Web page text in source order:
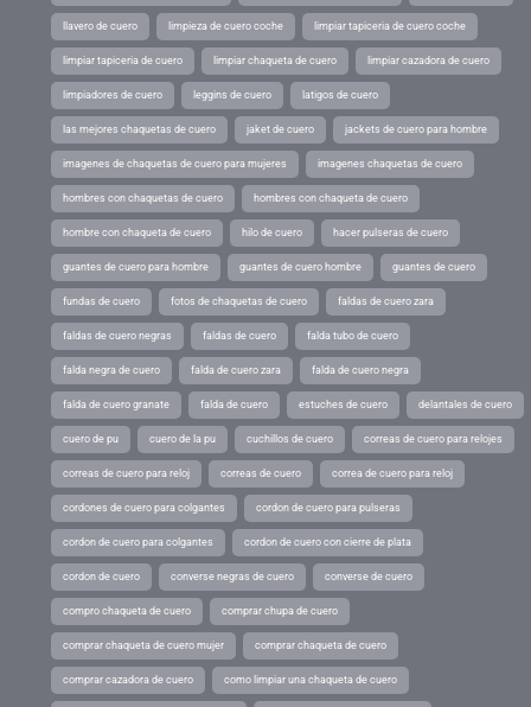
llavero de cuero limpieza de cuero coche limpiar tapiceria de cuero coche
limpiar tapiceria de cuero limpiar chaqueta de cuero limpiar cazadora de cuero
limpiadores de cuero leggins de cuero latigos de cuero
las mejores chaquetas de cuero jaket de cuero jackets de cuero para hombre
imagenes de chaquetas de cuero para mujeres imagenes chaquetas de cuero
hombres con chaquetas de cuero hombres con chaqueta de cuero
hombre con chaqueta de cuero hilo de cuero hacer pulseras de cuero
guantes de cuero para hombre guantes de cuero hombre guantes de cuero
fundas de cuero fotos de chaquetas de cuero faldas de cuero zara
faldas de cuero negras faldas de cuero falda tubo de cuero
falda negra de cuero falda de cuero zara falda de cuero negra
falda de cuero granate falda de cuero estuches de cuero delantales de cuero
cuero de pu cuero de la pu cuchillos de cuero correas de cuero para relojes
correas de cuero para reloj correas de cuero correa de cuero para reloj
cordones de cuero para colgantes cordon de cuero para pulseras
cordon de cuero para colgantes cordon de cuero con cierre de plata
cordon de cuero converse negras de cuero converse de cuero
compro chaqueta de cuero comprar chupa de cuero
comprar chaqueta de cuero mujer comprar chaqueta de cuero
comprar cazadora de cuero como limpiar una chaqueta de cuero